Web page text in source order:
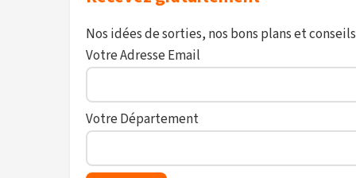
Nos idées de sorties, nos bons plans et
Votre Adresse Email
Votre Département